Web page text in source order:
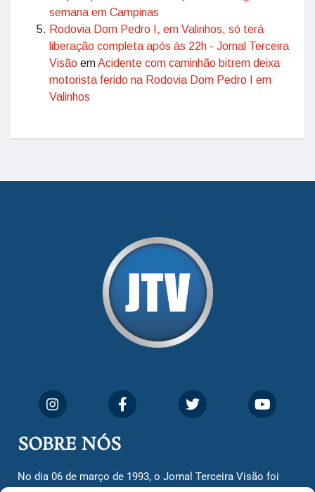
semana em Campinas
Rodovia Dom Pedro I, em Valinhos, só terá
liberação completa após às 22h - Jornal Terceira
Visão emAcidente com caminhão bitrem deixa
motorista ferido na Rodovia Dom Pedro I em
Valinhos
SOBRE NÓS
No dia 06 de março de 1993, o Jornal Terceira Visão foi